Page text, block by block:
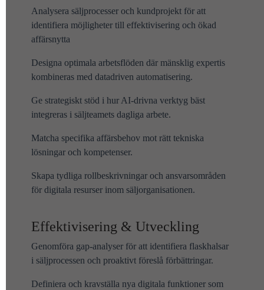
Analysera säljprocesser och kundprojekt för att
identifiera möjligheter till effektivisering och ökad
affärsnytta
Designa optimala arbetsflöden där mänsklig expertis
kombineras med datadriven automatisering.
Ge strategiskt stöd i hur AI-drivna verktyg bäst
integreras i säljteamets dagliga arbete.
Matcha specifika affärsbehov mot rätt tekniska
lösningar och kompetenser.
Skapa tydliga rollbeskrivningar och ansvarsområden
för digitala resurser inom säljorganisationen.
Effektivisering & Utveckling
Genomföra gap-analyser för att identifiera flaskhalsar
i säljprocessen och proaktivt föreslå förbättringar.
Definiera och kravställa nya digitala funktioner som